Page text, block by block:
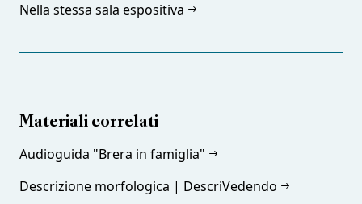
Nella stessa sala espositiva
Materiali correlati
Audioguida "Brera in famiglia"
Descrizione morfologica | DescriVedendo